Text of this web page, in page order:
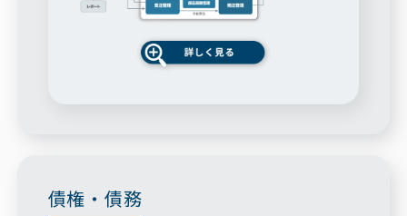
債権・債務